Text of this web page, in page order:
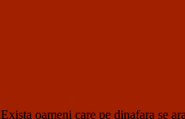
oameni care pe dinafara se